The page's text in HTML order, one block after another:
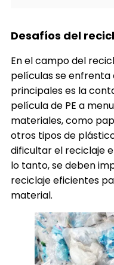
Desafíos del
En el campo del
películas se enfrenta
principales es la
película de PE a
materiales, como
otros tipos de
dificultar el reciclaje
lo tanto, se deben
reciclaje eficientes
material.